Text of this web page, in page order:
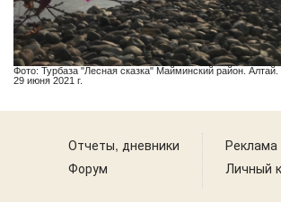
Фото: Турбаза "Лесная сказка" Майминский район. Алтай.
29 июня 2021 г.
Отчеты, дневники
Форум
Реклама
Личный